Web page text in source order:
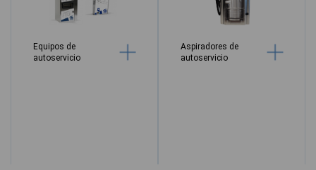
Equipos de
autoservicio
Aspiradores de
autoservicio